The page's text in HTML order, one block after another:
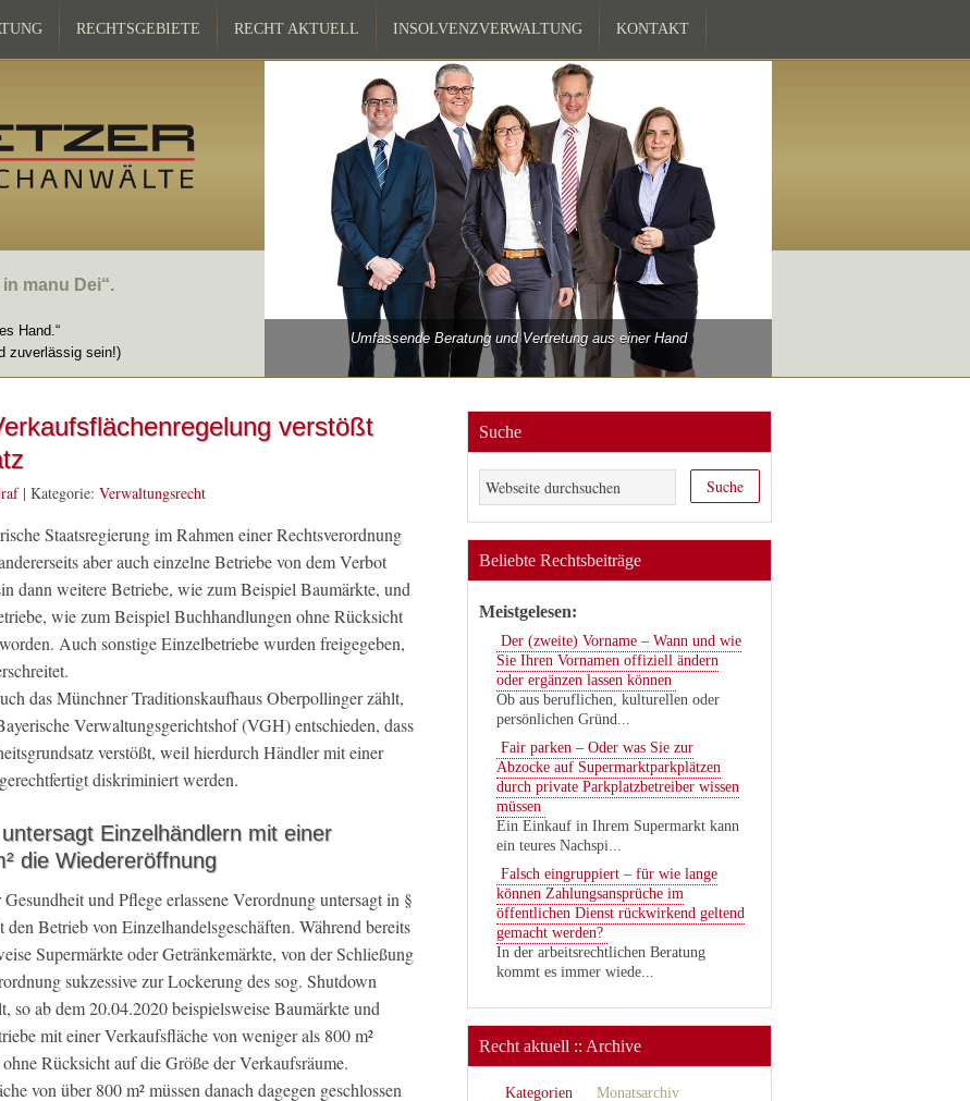
RECHTSGEBIETE RECHT AKTUELL INSOLVENZVERWALTUNG KONTAKT
manu Dei“.
Hand.“
zuverlässig sein!)
Umfassende Beratung und Vertretung aus einer Hand
verstößt
| Kategorie: Verwaltungsrecht
Staatsregierung im Rahmen einer Rechtsverordnung
aber auch einzelne Betriebe von dem Verbot
dann weitere Betriebe, wie zum Beispiel Baumärkte, und
wie zum Beispiel Buchhandlungen ohne Rücksicht
Auch sonstige Einzelbetriebe wurden freigegeben,
das Münchner Traditionskaufhaus Oberpollinger zählt,
Verwaltungsgerichtshof (VGH) entschieden, dass
verstößt, weil hierdurch Händler mit einer
diskriminiert werden.
Einzelhändlern mit einer
die Wiedereröffnung
und Pflege erlassene Verordnung untersagt in §
Betrieb von Einzelhandelsgeschäften. Während bereits
Supermärkte oder Getränkemärkte, von der Schließung
sukzessive zur Lockerung des sog. Shutdown
so ab dem 20.04.2020 beispielsweise Baumärkte und
mit einer Verkaufsfläche von weniger als 800 m²
Rücksicht auf die Größe der Verkaufsräume.
von über 800 m² müssen danach dagegen geschlossen
Suche
Beliebte Rechtsbeiträge
Meistgelesen:
Der (zweite) Vorname – Wann und wie
Sie Ihren Vornamen offiziell ändern
oder ergänzen lassen können
Ob aus beruflichen, kulturellen oder
persönlichen Gründ...
Fair parken – Oder was Sie zur
Abzocke auf Supermarktparkplätzen
durch private Parkplatzbetreiber wissen
müssen
Ein Einkauf in Ihrem Supermarkt kann
ein teures Nachspi...
Falsch eingruppiert – für wie lange
können Zahlungsansprüche im
öffentlichen Dienst rückwirkend geltend
gemacht werden?
In der arbeitsrechtlichen Beratung
kommt es immer wiede...
Recht aktuell :: Archive
Kategorien Monatsarchiv